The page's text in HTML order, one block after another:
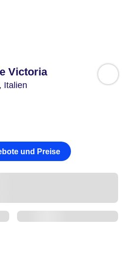
Victoria
Italien
und Preise